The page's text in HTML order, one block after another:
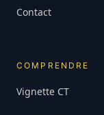
Contact
COMPRENDRE
Vignette CT